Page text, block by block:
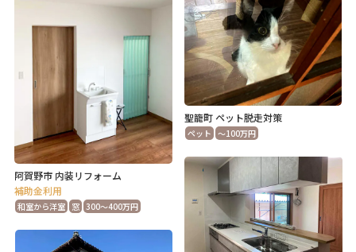
阿賀野市 内装リフォーム
補助金利用
和室から洋室 窓 300～400万円
聖籠町 ペット脱走対策
ペット ～100万円